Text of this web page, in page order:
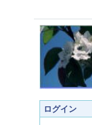
ログイン